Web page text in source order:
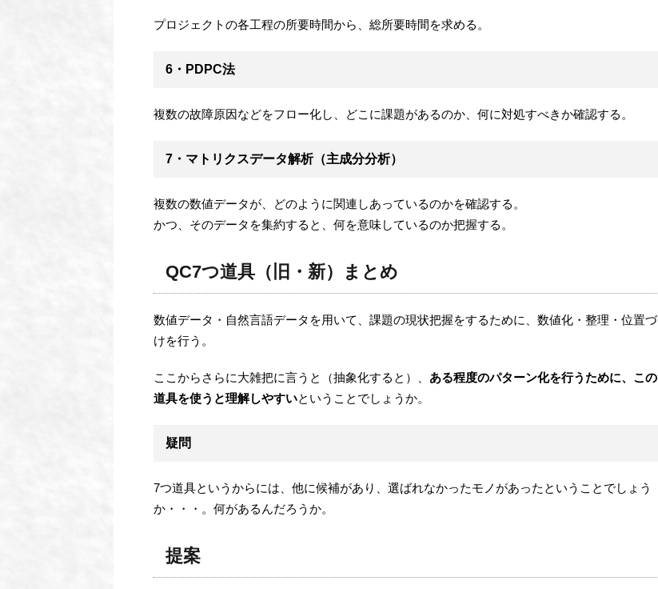
プロジェクトの各工程の所要時間から、総所要時間を求める。
6・PDPC法
複数の故障原因などをフロー化し、どこに課題があるのか、何に対処すべきか確認する。
7・マトリクスデータ解析（主成分分析）
複数の数値データが、どのように関連しあっているのかを確認する。
かつ、そのデータを集約すると、何を意味しているのか把握する。
QC7つ道具（旧・新）まとめ
数値データ・自然言語データを用いて、課題の現状把握をするために、数値化・整理・位置づ
けを行う。
ここからさらに大雑把に言うと（抽象化すると）、 ある程度のパターン化を行うために、この
道具を使うと理解しやすいということでしょうか。
疑問
7つ道具というからには、他に候補があり、選ばれなかったモノがあったということでしょう
か・・・。何があるんだろうか。
提案